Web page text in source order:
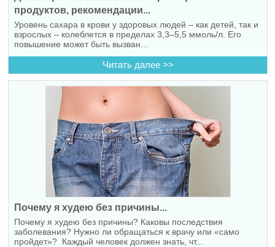
продуктов, рекомендации...
Уровень сахара в крови у здоровых людей – как детей, так и
взрослых – колеблется в пределах 3,3–5,5 ммоль/л. Его
повышение может быть вызван...
Читать далее >>
Почему я худею без причины...
Почему я худею без причины? Каковы последствия
заболевания? Нужно ли обращаться к врачу или «само
пройдет»? Каждый человек должен знать, чт...